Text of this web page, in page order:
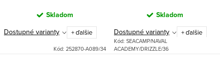
Skladom
Dostupné varianty + ďalšie
Kód: 252870-A089/34
Skladom
Dostupné varianty + ďalšie
Kód: SEACAMP/NAVAL
ACADEMY/DRIZZLE/36